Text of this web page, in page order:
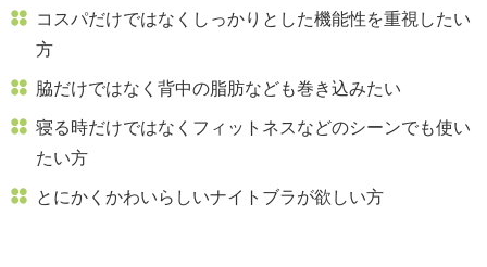
コスパだけではなくしっかりとした機能性を重視したい
方
脇だけではなく背中の脂肪なども巻き込みたい
寝る時だけではなくフィットネスなどのシーンでも使い
たい方
とにかくかわいらしいナイトブラが欲しい方